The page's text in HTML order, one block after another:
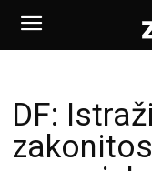
DF: